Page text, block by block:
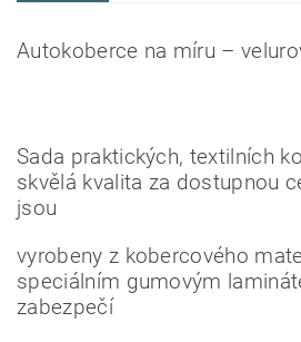
Autokoberce na míru –
Sada praktických, textilních
skvělá kvalita za dostupnou
jsou
vyrobeny z kobercového
speciálním gumovým
zabezpečí